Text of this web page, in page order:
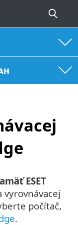
ESET
vyrovnávacej
počítač,
.